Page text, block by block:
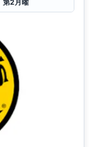
第2月曜